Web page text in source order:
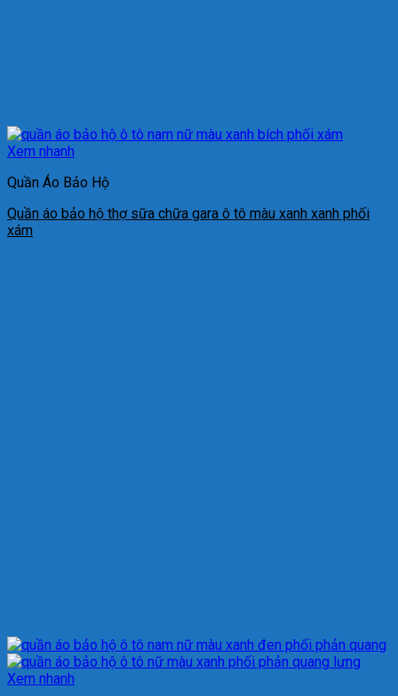
Xem nhanh
Quần Áo Bảo Hộ
Quần áo bảo hộ thợ sữa chữa gara ô tô màu xanh xanh phối
xám
Xem nhanh